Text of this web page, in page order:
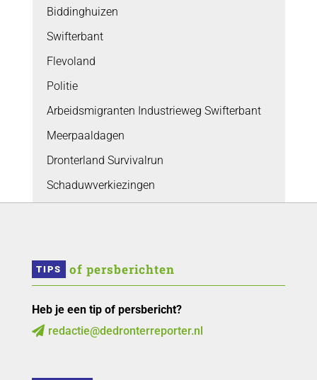
Biddinghuizen
Swifterbant
Flevoland
Politie
Arbeidsmigranten Industrieweg Swifterbant
Meerpaaldagen
Dronterland Survivalrun
Schaduwverkiezingen
TIPS of persberichten
Heb je een tip of persbericht?
 redactie@dedronterreporter.nl